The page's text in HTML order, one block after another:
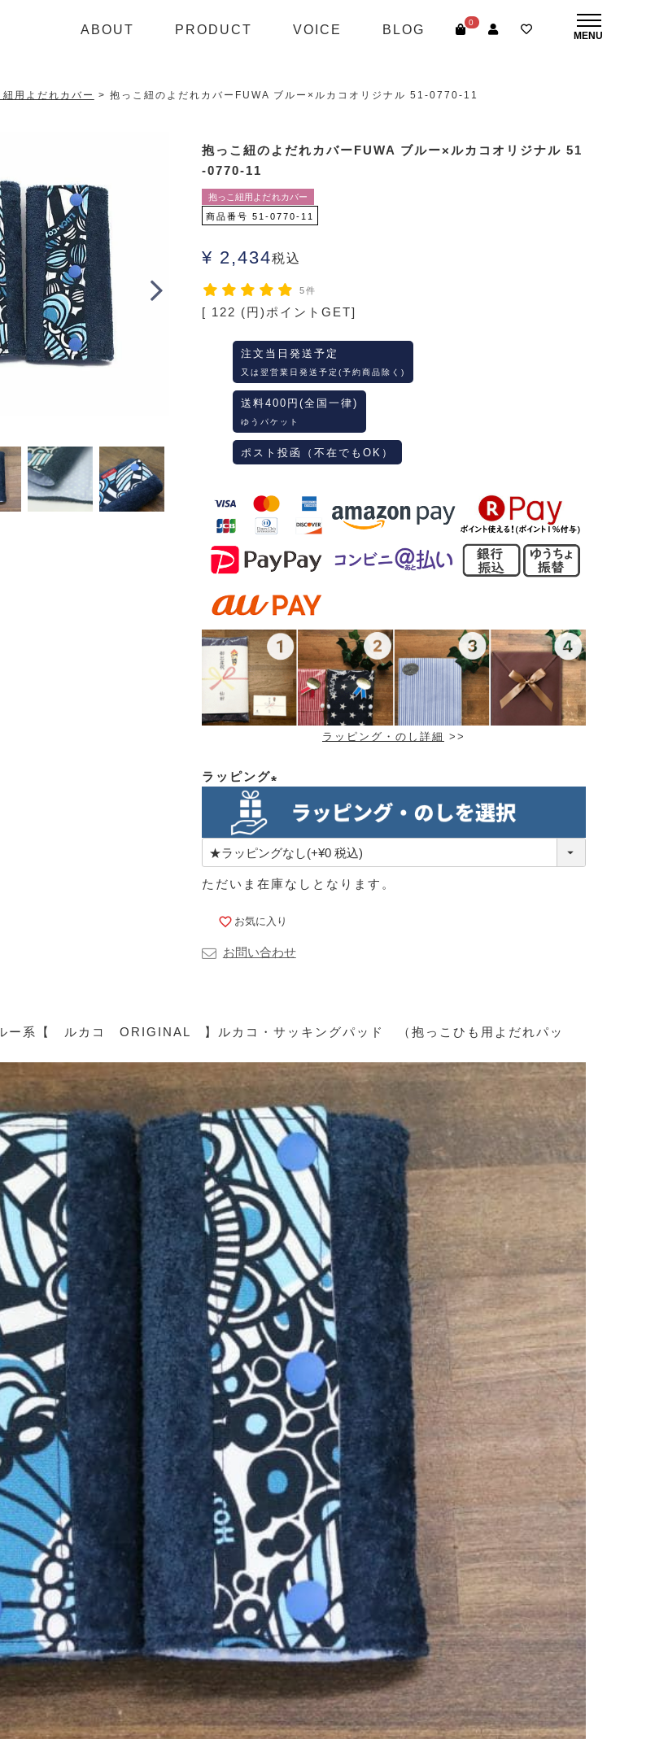
ABOUT PRODUCT VOICE BLOG
0
紐用よだれカバー 抱っこ紐のよだれカバーFUWA ブルー×ルカコオリジナル 51-0770-11
抱っこ紐のよだれカバーFUWA ブルー×ルカコオリジナル 51
-0770-11
抱っこ紐用よだれカバー
商品番号 51-0770-11
¥ 2,434税込
5件
[ 122 (円)ポイントGET]
注文当日発送予定
又は翌営業日発送予定(予約商品除く)
送料400円(全国一律)
ゆうパケット
ポスト投函（不在でもOK）
ラッピング・のし詳細 >>
ラッピング
ただいま在庫なしとなります。
お気に入り
お問い合わせ
ー系【 ルカコ ORIGINAL 】ルカコ・サッキングパッド （抱っこひも用よだれパッ